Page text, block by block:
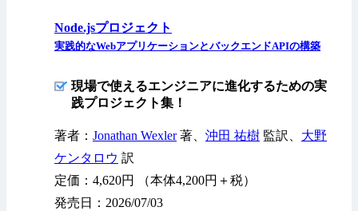
Node.jsプロジェクト
実践的なWebアプリケーションとバックエンドAPIの構築
現場で使えるエンジニアに進化するための実
践プロジェクト集！
著者： Jonathan Wexler著、 沖田 祐樹 監訳、 大野
ケンタロウ 訳
定価：4,620円 （本体4,200円＋税）
発売日：2026/07/03